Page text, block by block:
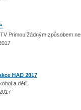
Primou žádným způsobem
HAD 2017
a děti.